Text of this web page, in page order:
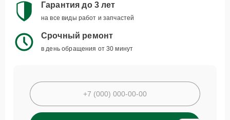
Гарантия до 3 лет
на все виды работ и запчастей
Срочный ремонт
в день обращения от 30 минут